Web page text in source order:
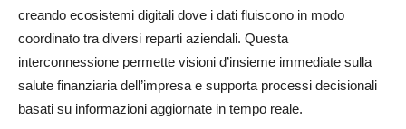
creando ecosistemi digitali dove i dati fluiscono in modo
coordinato tra diversi reparti aziendali. Questa
interconnessione permette visioni d’insieme immediate sulla
salute finanziaria dell’impresa e supporta processi decisionali
basati su informazioni aggiornate in tempo reale.